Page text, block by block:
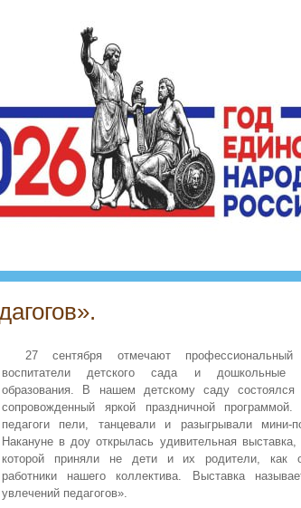
27 сентября отмечают профессиональный
воспитатели детского сада и дошкольные
образования. В нашем детскому саду
сопровожденный яркой праздничной
педагоги пели, танцевали и разыгрывали мини-
Накануне в доу открылась удивительная выставка,
которой приняли не дети и их родители, как
работники нашего коллектива. Выставка
увлечений педагогов».